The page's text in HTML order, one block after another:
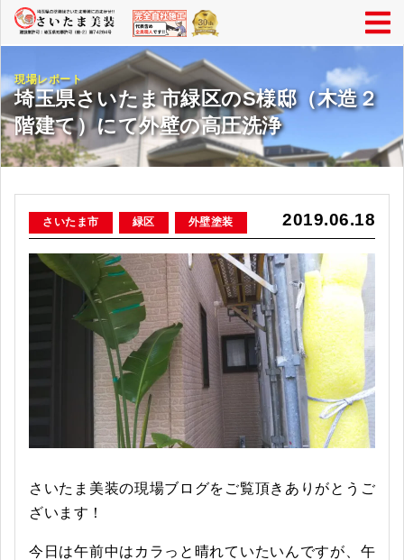
現場レポート
埼玉県さいたま市緑区のS様邸（木造２
階建て）にて外壁の高圧洗浄
2019.06.18
さいたま市 緑区 外壁塗装
さいたま美装の現場ブログをご覧頂きありがとうご
ざいます！
今日は午前中はカラっと晴れていたいんですが、午